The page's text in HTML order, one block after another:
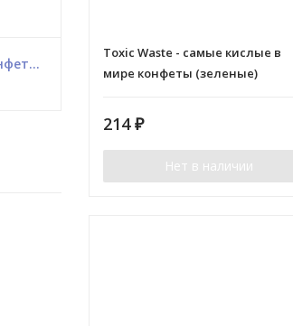
Жевательные конфеты банан в шоколаде "Сделай сам"
Toxic Waste - самые кислые в
мире конфеты (зеленые)
214₽
Нет в наличии